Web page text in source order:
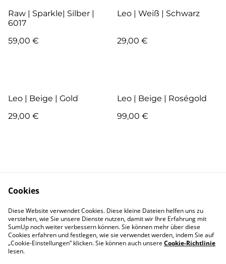
Raw | Sparkle| Silber |
6017
59,00 €
Leo | Weiß | Schwarz
29,00 €
Leo | Beige | Gold
29,00 €
Leo | Beige | Roségold
99,00 €
Kontakt
Pflege
Garantie und
AGB
Versand & Lieferung
Zahlung
Cookies
Diese Website verwendet Cookies. Diese kleine Dateien helfen uns zu
verstehen, wie Sie unsere Dienste nutzen, damit wir Ihre Erfahrung mit
SumUp noch weiter verbessern können. Sie können mehr über diese
Cookies erfahren und festlegen, wie sie verwendet werden, indem Sie auf
„Cookie-Einstellungen” klicken. Sie können auch unsereCookie-Richtlinie
lesen.